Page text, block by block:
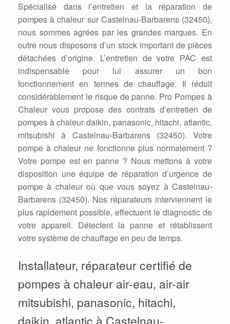
Spécialisé dans l’entretien et la réparation de
pompes à chaleur sur Castelnau-Barbarens (32450),
nous sommes agrées par les grandes marques. En
outre nous disposons d’un stock important de pièces
détachées d’origine. L’entretien de votre PAC est
indispensable pour lui assurer un bon
fonctionnement en termes de chauffage. Il réduit
considérablement le risque de panne. Pro Pompes à
Chaleur vous propose des contrats d’entretien de
pompes à chaleur daikin, panasonic, hitachi, atlantic,
mitsubishi à Castelnau-Barbarens (32450). Votre
pompe à chaleur ne fonctionne plus normalement ?
Votre pompe est en panne ? Nous mettons à votre
disposition une équipe de réparation d’urgence de
pompe à chaleur où que vous soyez à Castelnau-
Barbarens (32450). Nos réparateurs interviennent le
plus rapidement possible, effectuent le diagnostic de
votre appareil. Détectent la panne et rétablissent
votre système de chauffage en peu de temps.
Installateur, réparateur certifié de
pompes à chaleur air-eau, air-air
mitsubishi, panasonic, hitachi,